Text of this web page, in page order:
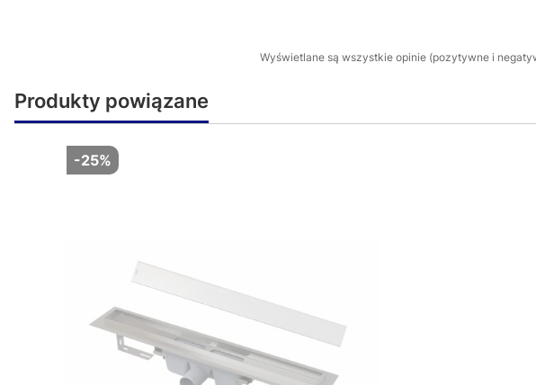
Wyświetlane są wszystkie opinie (pozytywne i
Produkty powiązane
-25%